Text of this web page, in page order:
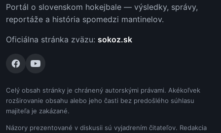
Portál o slovenskom hokejbale — výsledky, správy,
reportáže a história spomedzi mantinelov.
Oficiálna stránka zväzu: sokoz.sk
Celý obsah stránky je chránený autorskými právami. Akékoľvek
rozširovanie obsahu alebo jeho časti bez predošlého súhlasu
majiteľa je zakázané.
Názory prezentované v diskusii sú vyjadrením čitateľov. Redakcia